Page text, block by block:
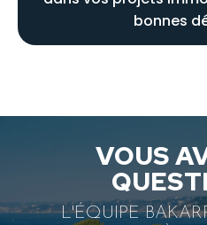
bonnes
VOUS
L'ÉQUIPE